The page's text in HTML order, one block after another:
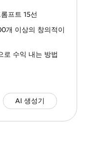
프트 15선
개 이상의 창의적이
로 수익 내는 방법
AI 생성기